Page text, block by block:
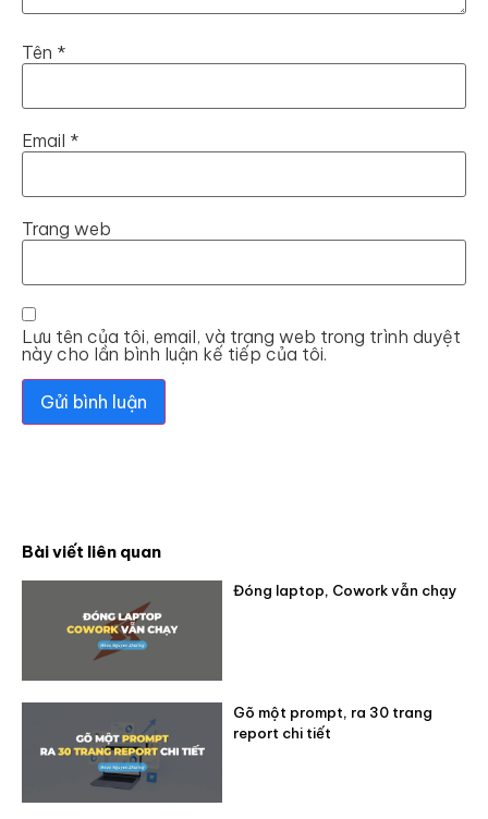
Tên *
Email *
Trang web
Lưu tên của tôi, email, và trang web trong trình duyệt
này cho lần bình luận kế tiếp của tôi.
Bài viết liên quan
Đóng laptop, Cowork vẫn chạy
Gõ một prompt, ra 30 trang
report chi tiết